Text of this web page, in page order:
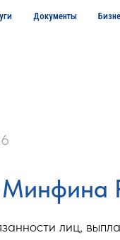
Документы
лиц,